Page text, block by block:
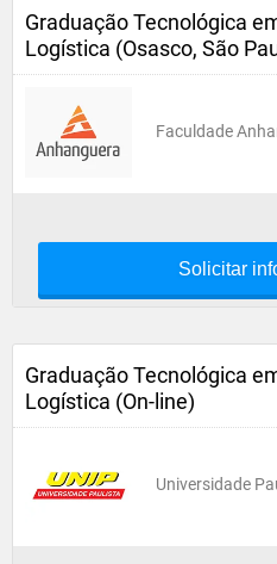
Graduação Tecnológica
Logística (Osasco, São
Faculdade
Solicitar
Graduação Tecnológica
Logística (On-line)
Universidade